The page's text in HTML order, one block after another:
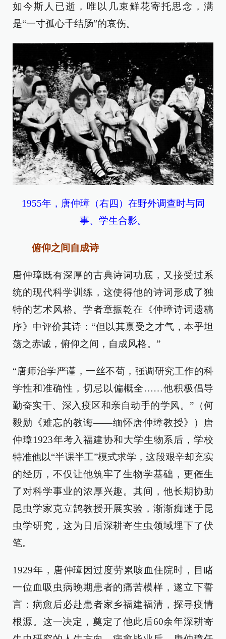
如今斯人已逝，唯以几束鲜花寄托思念，满
是“一寸孤心千结肠”的哀伤。
1955年，唐仲璋（右四）在野外调查时与同
事、学生合影。
俯仰之间自成诗
唐仲璋既有深厚的古典诗词功底，又接受过系
统的现代科学训练，这使得他的诗词形成了独
特的艺术风格。学者章振乾在《仲璋诗词遗稿
序》中评价其诗：“但以其禀受之才气，本乎坦
荡之赤诚，俯仰之间，自成风格。”
“唐师治学严谨，一丝不苟，强调研究工作的科
学性和准确性，切忌以偏概全……他积极倡导
勤奋实干、深入疫区和亲自动手的学风。”（何
毅勋《难忘的教诲——缅怀唐仲璋教授》）唐
仲璋1923年考入福建协和大学生物系后，学校
特准他以“半课半工”模式求学，这段艰辛却充实
的经历，不仅让他筑牢了生物学基础，更催生
了对科学事业的浓厚兴趣。其间，他长期协助
昆虫学家克立鹄教授开展实验，渐渐痴迷于昆
虫学研究，这为日后深耕寄生虫领域埋下了伏
笔。
1929年，唐仲璋因过度劳累咳血住院时，目睹
一位血吸虫病晚期患者的痛苦模样，遂立下誓
言：病愈后必赴患者家乡福建福清，探寻疫情
根源。这一决定，奠定了他此后60余年深耕寄